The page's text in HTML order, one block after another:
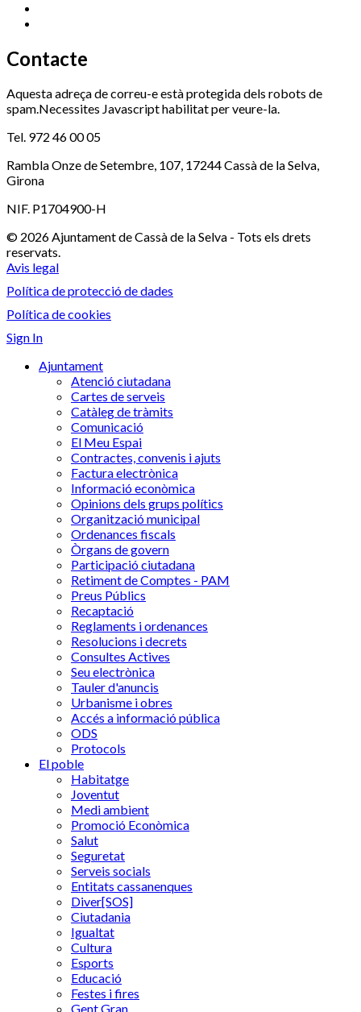
Contacte
Aquesta adreça de correu-e està protegida dels robots de
spam.Necessites Javascript habilitat per veure-la.
Tel. 972 46 00 05
Rambla Onze de Setembre, 107, 17244 Cassà de la Selva,
Girona
NIF. P1704900-H
© 2026 Ajuntament de Cassà de la Selva - Tots els drets
reservats.
Avis legal
Política de protecció de dades
Política de cookies
Sign In
Ajuntament
Atenció ciutadana
Cartes de serveis
Catàleg de tràmits
Comunicació
El Meu Espai
Contractes, convenis i ajuts
Factura electrònica
Informació econòmica
Opinions dels grups polítics
Organització municipal
Ordenances fiscals
Òrgans de govern
Participació ciutadana
Retiment de Comptes - PAM
Preus Públics
Recaptació
Reglaments i ordenances
Resolucions i decrets
Consultes Actives
Seu electrònica
Tauler d'anuncis
Urbanisme i obres
Accés a informació pública
ODS
Protocols
El poble
Habitatge
Joventut
Medi ambient
Promoció Econòmica
Salut
Seguretat
Serveis socials
Entitats cassanenques
Diver[SOS]
Ciutadania
Igualtat
Cultura
Esports
Educació
Festes i fires
Gent Gran